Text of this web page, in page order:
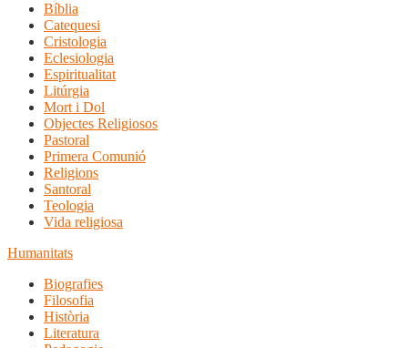
Bíblia
Catequesi
Cristologia
Eclesiologia
Espiritualitat
Litúrgia
Mort i Dol
Objectes Religiosos
Pastoral
Primera Comunió
Religions
Santoral
Teologia
Vida religiosa
Humanitats
Biografies
Filosofia
Història
Literatura